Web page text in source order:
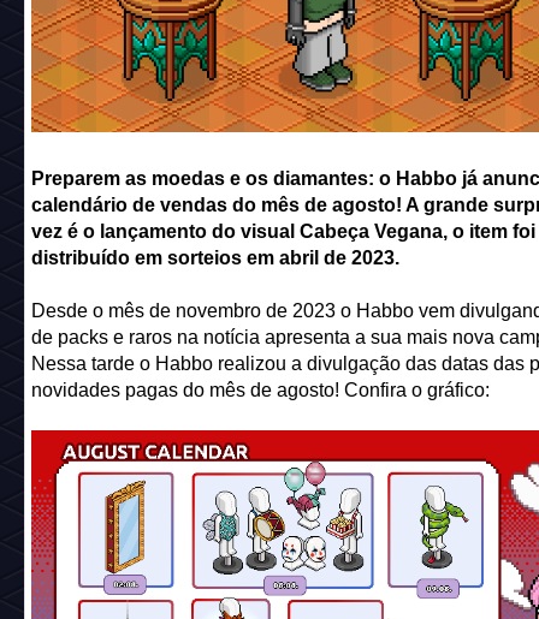
Preparem as moedas e os diamantes: o Habbo já
calendário de vendas do mês de agosto! A grande
vez é o lançamento do visual Cabeça Vegana, o item foi
distribuído em sorteios em abril de 2023.
Desde o mês de novembro de 2023 o Habbo vem
de packs e raros na notícia apresenta a sua mais nova
Nessa tarde o Habbo realizou a divulgação das datas das
novidades pagas do mês de agosto! Confira o gráfico: